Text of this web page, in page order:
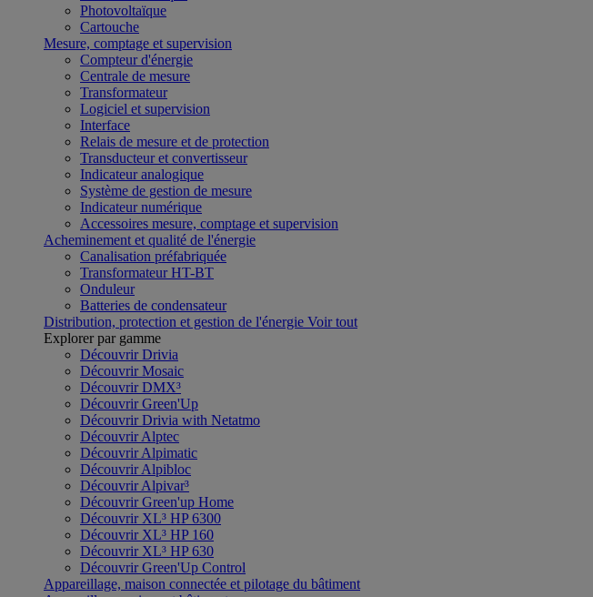
Photovoltaïque
Cartouche
Mesure, comptage et supervision
Compteur d'énergie
Centrale de mesure
Transformateur
Logiciel et supervision
Interface
Relais de mesure et de protection
Transducteur et convertisseur
Indicateur analogique
Système de gestion de mesure
Indicateur numérique
Accessoires mesure, comptage et supervision
Acheminement et qualité de l'énergie
Canalisation préfabriquée
Transformateur HT-BT
Onduleur
Batteries de condensateur
Distribution, protection et gestion de l'énergie Voir tout
Explorer par gamme
Découvrir Drivia
Découvrir Mosaic
Découvrir DMX³
Découvrir Green'Up
Découvrir Drivia with Netatmo
Découvrir Alptec
Découvrir Alpimatic
Découvrir Alpibloc
Découvrir Alpivar³
Découvrir Green'up Home
Découvrir XL³ HP 6300
Découvrir XL³ HP 160
Découvrir XL³ HP 630
Découvrir Green'Up Control
Appareillage, maison connectée et pilotage du bâtiment